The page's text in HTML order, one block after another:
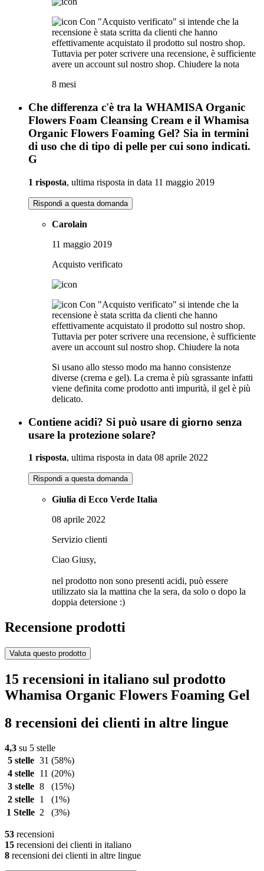
Con "Acquisto verificato" si intende che la
recensione è stata scritta da clienti che hanno
effettivamente acquistato il prodotto sul nostro shop.
Tuttavia per poter scrivere una recensione, è sufficiente
avere un account sul nostro shop. Chiudere la nota
8 mesi
Che differenza c'è tra la WHAMISA Organic
Flowers Foam Cleansing Cream e il Whamisa
Organic Flowers Foaming Gel? Sia in termini
di uso che di tipo di pelle per cui sono indicati.
G
1 risposta, ultima risposta in data 11 maggio 2019
Rispondi a questa domanda
Carolain
11 maggio 2019
Acquisto verificato
Con "Acquisto verificato" si intende che la
recensione è stata scritta da clienti che hanno
effettivamente acquistato il prodotto sul nostro shop.
Tuttavia per poter scrivere una recensione, è sufficiente
avere un account sul nostro shop. Chiudere la nota
Si usano allo stesso modo ma hanno consistenze
diverse (crema e gel). La crema è più sgrassante infatti
viene definita come prodotto anti impurità, il gel è più
delicato.
Contiene acidi? Si può usare di giorno senza
usare la protezione solare?
1 risposta, ultima risposta in data 08 aprile 2022
Rispondi a questa domanda
Giulia di Ecco Verde Italia
08 aprile 2022
Servizio clienti
Ciao Giusy,
nel prodotto non sono presenti acidi, può essere
utilizzato sia la mattina che la sera, da solo o dopo la
doppia detersione :)
Recensione prodotti
Valuta questo prodotto
15 recensioni in italiano sul prodotto
Whamisa Organic Flowers Foaming Gel
8 recensioni dei clienti in altre lingue
4,3 su 5 stelle
5 stelle 31 (58%)
4 stelle
11 (20%)
3 stelle 8
(15%)
2 stelle
1
(1%)
1 Stelle 2 (3%)
53 recensioni
15 recensioni dei clienti in italiano
8 recensioni dei clienti in altre lingue